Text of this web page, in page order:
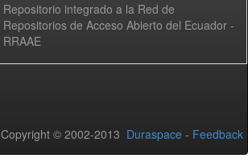
Repositorio integrado a la Red de
Repositorios de Acceso Abierto del Ecuador -
RRAAE
Copyright © 2002-2013 Duraspace - Feedback